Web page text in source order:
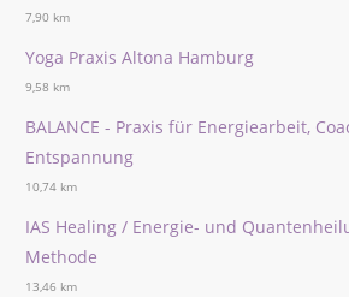
7,90 km
Yoga Praxis Altona Hamburg
9,58 km
BALANCE - Praxis für Energiearbeit,
Entspannung
10,74 km
IAS Healing / Energie- und
Methode
13,46 km